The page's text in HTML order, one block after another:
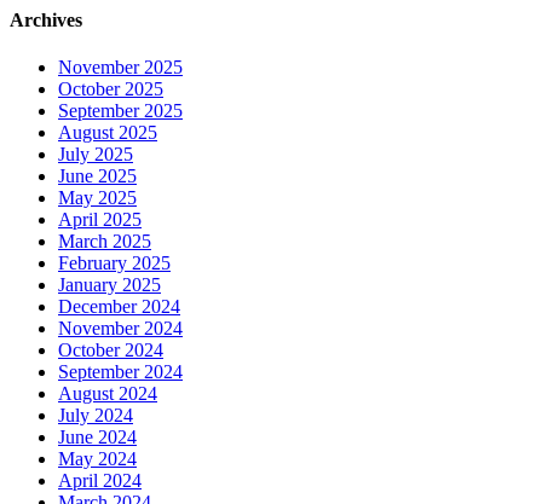
Archives
November 2025
October 2025
September 2025
August 2025
July 2025
June 2025
May 2025
April 2025
March 2025
February 2025
January 2025
December 2024
November 2024
October 2024
September 2024
August 2024
July 2024
June 2024
May 2024
April 2024